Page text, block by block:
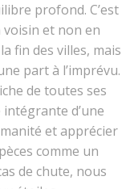
profond. C’est
voisin et non en
fin des villes, mais
part à l’imprévu.
de toutes ses
d’une
et apprécier
comme un
de chute, nous